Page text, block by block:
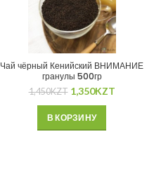
Чай чёрный Кенийский ВНИМАНИЕ
гранулы 500гр
1,450KZT 1,350KZT
В КОРЗИНУ